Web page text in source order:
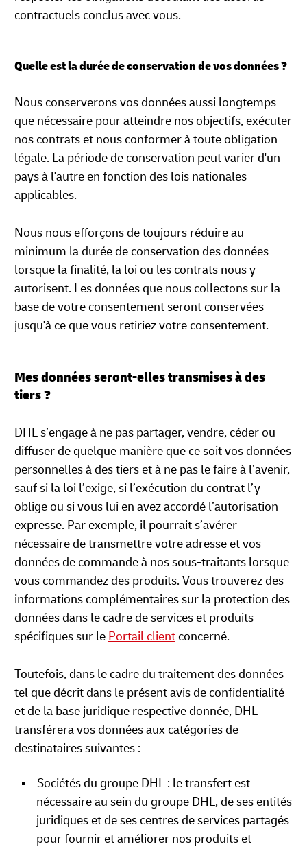
contractuels conclus avec vous.
Quelle est la durée de conservation de vos données ?
Nous conserverons vos données aussi longtemps
que nécessaire pour atteindre nos objectifs, exécuter
nos contrats et nous conformer à toute obligation
légale. La période de conservation peut varier d'un
pays à l'autre en fonction des lois nationales
applicables.
Nous nous efforçons de toujours réduire au
minimum la durée de conservation des données
lorsque la finalité, la loi ou les contrats nous y
autorisent. Les données que nous collectons sur la
base de votre consentement seront conservées
jusqu'à ce que vous retiriez votre consentement.
Mes données seront-elles transmises à des
tiers ?
DHL s’engage à ne pas partager, vendre, céder ou
diffuser de quelque manière que ce soit vos données
personnelles à des tiers et à ne pas le faire à l’avenir,
sauf si la loi l’exige, si l’exécution du contrat l’y
oblige ou si vous lui en avez accordé l’autorisation
expresse. Par exemple, il pourrait s’avérer
nécessaire de transmettre votre adresse et vos
données de commande à nos sous-traitants lorsque
vous commandez des produits. Vous trouverez des
informations complémentaires sur la protection des
données dans le cadre de services et produits
spécifiques sur le Portail client concerné.
Toutefois, dans le cadre du traitement des données
tel que décrit dans le présent avis de confidentialité
et de la base juridique respective donnée, DHL
transférera vos données aux catégories de
destinataires suivantes :
Sociétés du groupe DHL : le transfert est
nécessaire au sein du groupe DHL, de ses entités
juridiques et de ses centres de services partagés
pour fournir et améliorer nos produits et